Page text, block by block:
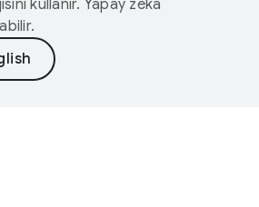
kullanır. Yapay zeka